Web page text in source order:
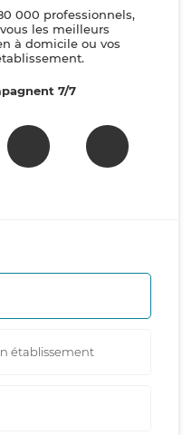
000 professionnels,
les meilleurs
à domicile ou vos
7/7
établissement